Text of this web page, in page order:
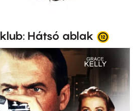
Hátsó ablak